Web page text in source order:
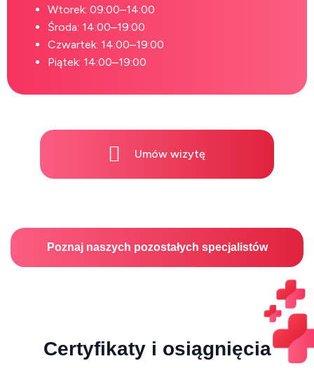
Wtorek: 09:00–14:00
Środa: 14:00–19:00
Czwartek: 14:00–19:00
Piątek: 14:00–19:00
Umów wizytę
Poznaj naszych pozostałych specjalistów
Certyfikaty i osiągnięcia